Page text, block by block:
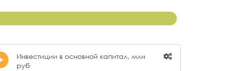
Инвестиции в основной капитал, млн
руб